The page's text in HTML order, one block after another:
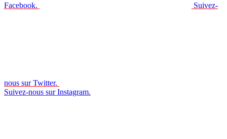
Facebook. Suivez-
nous sur Twitter.
Suivez-nous sur Instagram.